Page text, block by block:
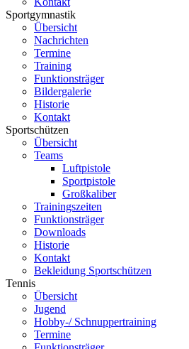
Sportgymnastik
Übersicht
Nachrichten
Termine
Training
Funktionsträger
Bildergalerie
Historie
Kontakt
Sportschützen
Übersicht
Teams
Luftpistole
Sportpistole
Großkaliber
Trainingszeiten
Funktionsträger
Downloads
Historie
Kontakt
Bekleidung Sportschützen
Tennis
Übersicht
Jugend
Hobby-/ Schnuppertraining
Termine